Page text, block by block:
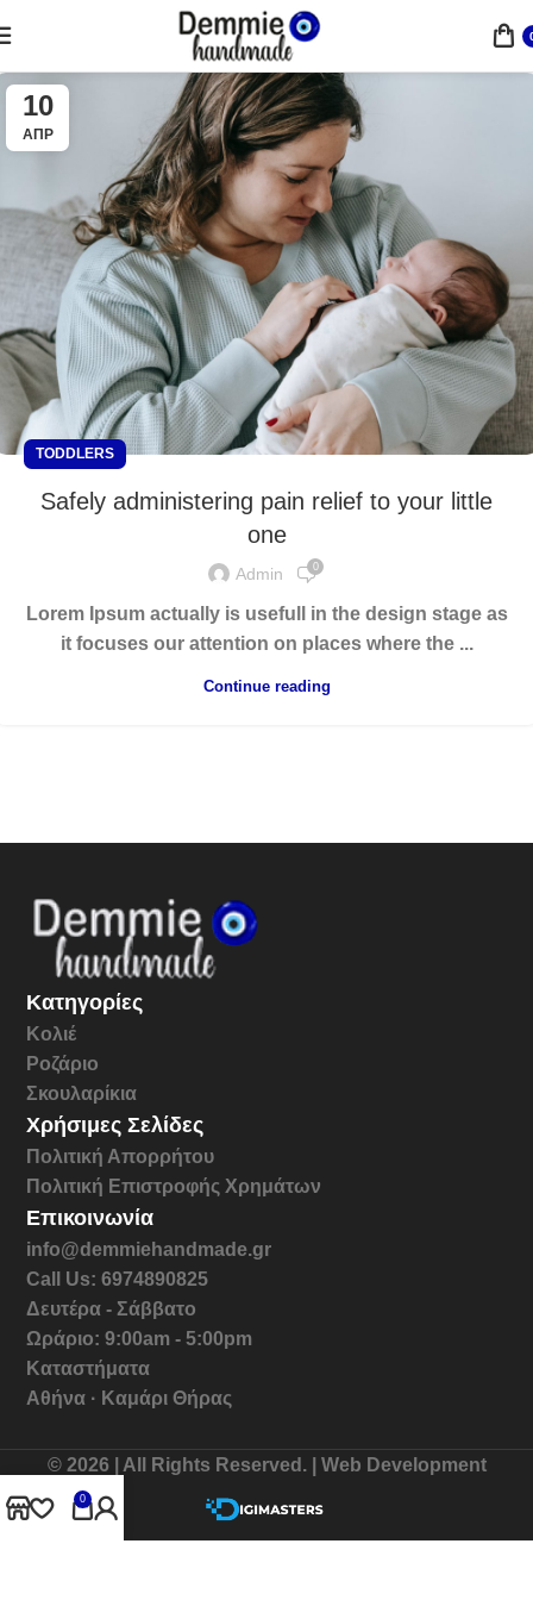
10
ΑΠΡ
TODDLERS
Safely administering pain relief to your little
one
Admin 0
Lorem Ipsum actually is usefull in the design stage as
it focuses our attention on places where the ...
Continue reading
Κατηγορίες
Κολιέ
Ροζάριο
Σκουλαρίκια
Χρήσιμες Σελίδες
Πολιτική Απορρήτου
Πολιτική Επιστροφής Χρημάτων
Επικοινωνία
info@demmiehandmade.gr
Call Us: 6974890825
Δευτέρα - Σάββατο
Ωράριο: 9:00am - 5:00pm
Καταστήματα
Αθήνα · Καμάρι Θήρας
© 2026 | All Rights Reserved. | Web Development
0